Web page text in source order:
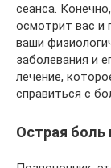
сеанса.
осмотрит вас и
ваши
заболевания и
лечение,
справиться с
Острая боль